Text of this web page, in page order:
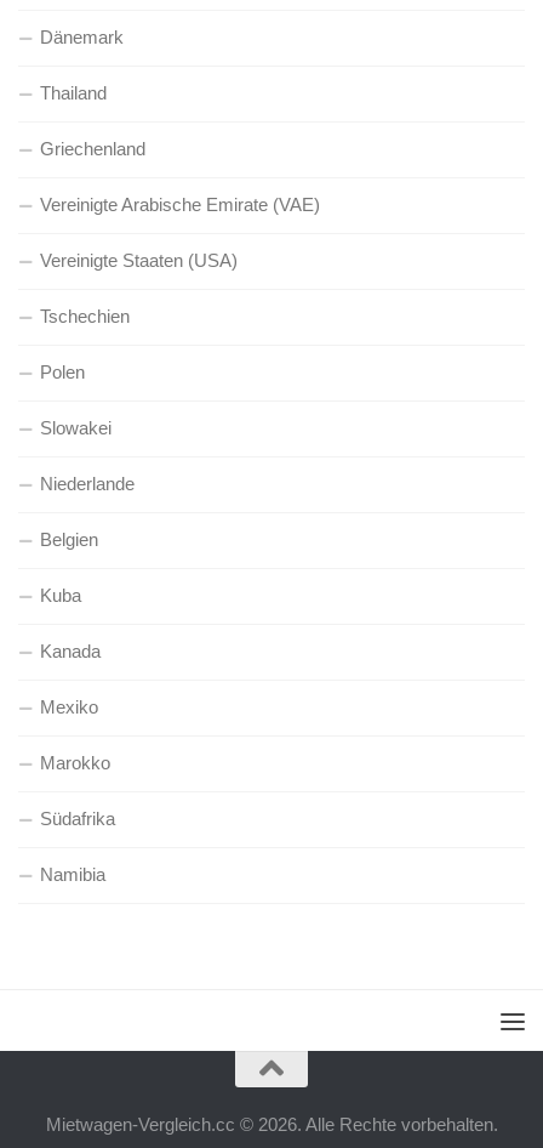
Dänemark
Thailand
Griechenland
Vereinigte Arabische Emirate (VAE)
Vereinigte Staaten (USA)
Tschechien
Polen
Slowakei
Niederlande
Belgien
Kuba
Kanada
Mexiko
Marokko
Südafrika
Namibia
Mietwagen-Vergleich.cc © 2026. Alle Rechte vorbehalten.